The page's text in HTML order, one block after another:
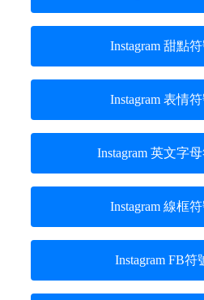
Instagram 甜點
Instagram 表情
Instagram 英文字
Instagram 線框
Instagram FB符